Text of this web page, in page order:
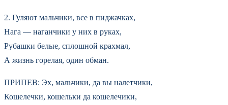
2. Гуляют мальчики, все в пиджачках,
Нага — наганчики у них в руках,
Рубашки белые, сплошной крахмал,
А жизнь горелая, один обман.
ПРИПЕВ: Эх, мальчики, да вы налетчики,
Кошелечки, кошельки да кошелечики,